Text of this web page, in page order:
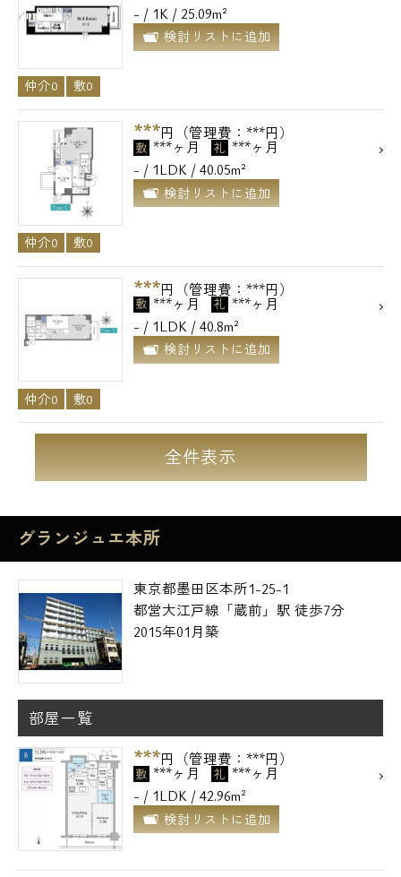
- / 1K / 25.09m²
検討リストに追加
仲介0 敷0
***円（管理費：***円）
敷 ***ヶ月 礼 ***ヶ月
- / 1LDK / 40.05m²
検討リストに追加
仲介0 敷0
***円（管理費：***円）
敷 ***ヶ月 礼 ***ヶ月
- / 1LDK / 40.8m²
検討リストに追加
仲介0 敷0
全件表示
グランジュエ本所
東京都墨田区本所1-25-1
都営大江戸線「蔵前」駅 徒歩7分
2015年01月築
部屋一覧
***円（管理費：***円）
敷 ***ヶ月 礼 ***ヶ月
- / 1LDK / 42.96m²
検討リストに追加
メールでお問い合わせ